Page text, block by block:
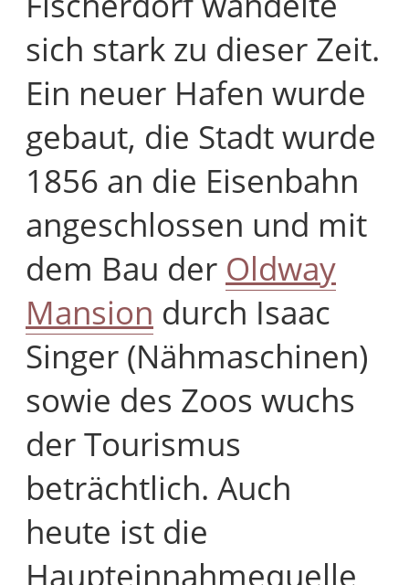
sich stark zu dieser Zeit.
Ein neuer Hafen wurde
gebaut, die Stadt wurde
1856 an die Eisenbahn
angeschlossen und mit
dem Bau der Oldway
Mansion durch Isaac
Singer (Nähmaschinen)
sowie des Zoos wuchs
der Tourismus
beträchtlich. Auch
heute ist die
Haupteinnahmequelle